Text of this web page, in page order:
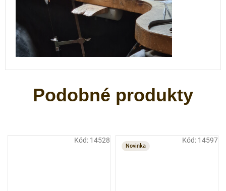
Kód: 14528
Novinka
Kód: 14597